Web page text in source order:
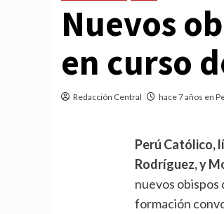
Nuevos
en curso
Redacción Central hace 7 años en
Perú Católico,
Rodríguez, y
nuevos obispos
formación